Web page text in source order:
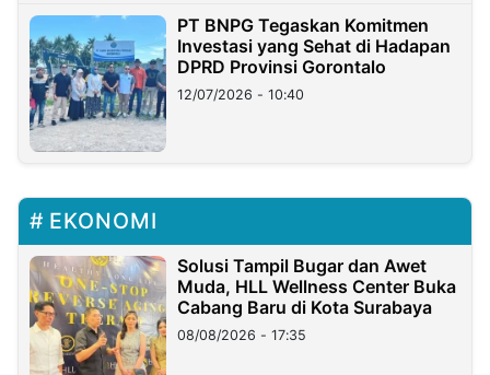
PT BNPG Tegaskan Komitmen
Investasi yang Sehat di Hadapan
DPRD Provinsi Gorontalo
12/07/2026 - 10:40
EKONOMI
Solusi Tampil Bugar dan Awet
Muda, HLL Wellness Center Buka
Cabang Baru di Kota Surabaya
08/08/2026 - 17:35